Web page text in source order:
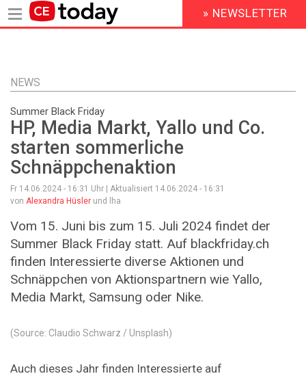
Inhalt
HEADER
MENU
» NEWSLETTER
NEWS
Summer Black Friday
HP, Media Markt, Yallo und Co.
starten sommerliche
Schnäppchenaktion
Fr 14.06.2024 - 16:31 Uhr | Aktualisiert 14.06.2024 - 16:31
von Alexandra Hüsler und lha
Vom 15. Juni bis zum 15. Juli 2024 findet der
Summer Black Friday statt. Auf blackfriday.ch
finden Interessierte diverse Aktionen und
Schnäppchen von Aktionspartnern wie Yallo,
Media Markt, Samsung oder Nike.
(Source: Claudio Schwarz / Unsplash)
Auch dieses Jahr finden Interessierte auf